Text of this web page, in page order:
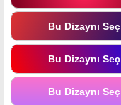
Bu Dizaynı Seç
Bu Dizaynı Seç
Bu Dizaynı Seç